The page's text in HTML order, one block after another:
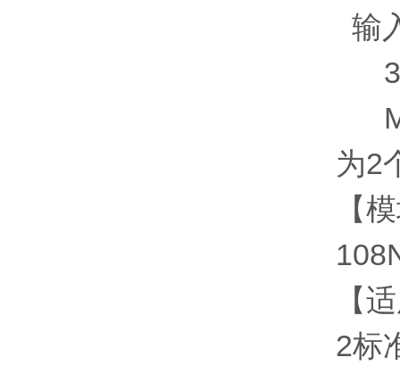
输
34
为2
【
【
2标